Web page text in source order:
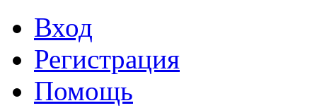
Вход
Регистрация
Помощь